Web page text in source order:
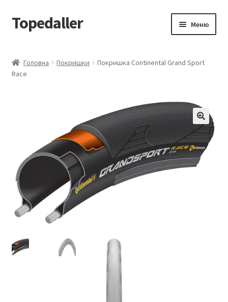
Перейти
до
Перейти
до
Topedaller Меню
Доставка
Головна Покришки
Покришка Continental Grand Sport
Race